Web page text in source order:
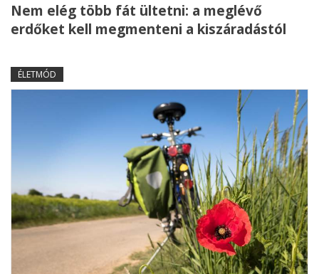
Nem elég több fát ültetni: a meglévő
erdőket kell megmenteni a kiszáradástól
ÉLETMÓD